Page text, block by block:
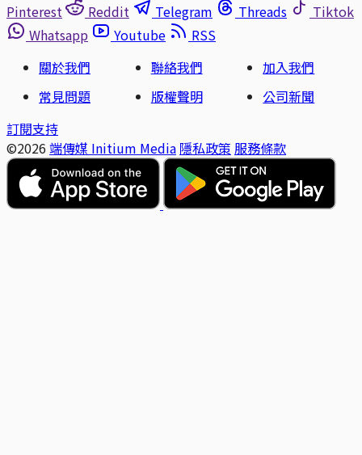
Pinterest
Reddit Telegram Threads
Tiktok
Whatsapp
Youtube
RSS
關於我們
聯絡我們
加入我們
常見問題
版權聲明
公司新聞
訂閱支持
©2026 端傳媒 Initium Media 隱私政策 服務條款